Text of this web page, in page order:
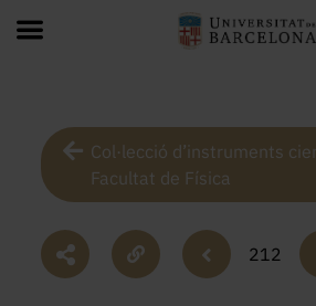
Col·lecció d’instruments
Facultat de Física
212